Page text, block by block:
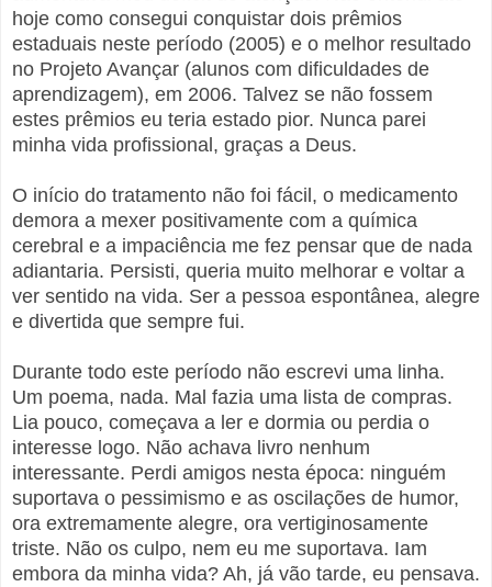
hoje como consegui conquistar dois prêmios
estaduais neste período (2005) e o melhor resultado
no Projeto Avançar (alunos com dificuldades de
aprendizagem), em 2006. Talvez se não fossem
estes prêmios eu teria estado pior. Nunca parei
minha vida profissional, graças a Deus.
O início do tratamento não foi fácil, o medicamento
demora a mexer positivamente com a química
cerebral e a impaciência me fez pensar que de nada
adiantaria. Persisti, queria muito melhorar e voltar a
ver sentido na vida. Ser a pessoa espontânea, alegre
e divertida que sempre fui.
Durante todo este período não escrevi uma linha.
Um poema, nada. Mal fazia uma lista de compras.
Lia pouco, começava a ler e dormia ou perdia o
interesse logo. Não achava livro nenhum
interessante. Perdi amigos nesta época: ninguém
suportava o pessimismo e as oscilações de humor,
ora extremamente alegre, ora vertiginosamente
triste. Não os culpo, nem eu me suportava. Iam
embora da minha vida? Ah, já vão tarde, eu pensava.